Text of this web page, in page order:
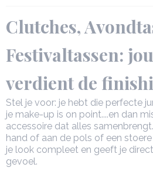
Clutches,
Festivaltassen:
verdient de
Stel je voor: je hebt die perfecte
je make-up is on point....en dan
accessoire dat alles
hand of aan de pols of een
je look compleet en geeft je
gevoel.
HEREN